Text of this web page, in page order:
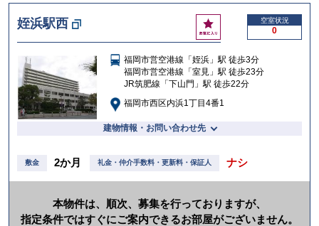
け
る
姪浜駅西
お
気
入
り
空室状況
0
福岡市営空港線「姪浜」駅 徒歩3分
福岡市営空港線「室見」駅 徒歩23分
JR筑肥線「下山門」駅 徒歩22分
福岡市西区内浜1丁目4番1
建物情報・お問い合わせ先
敷金 2か月 礼金・仲介手数料・更新料・保証人 ナシ
本物件は、順次、募集を行っておりますが、
指定条件ではすぐにご案内できるお部屋がございません。